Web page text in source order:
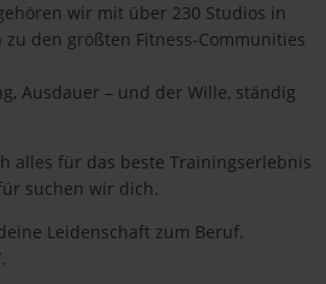
wir mit über 230 Studios in
den größten Fitness-Communities
Ausdauer – und der Wille, ständig
alles für das beste Trainingserlebnis
suchen wir dich.
Leidenschaft zum Beruf.
.